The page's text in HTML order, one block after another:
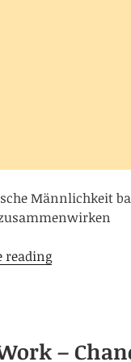
Männlichkeit
readingWann
Mann?
–